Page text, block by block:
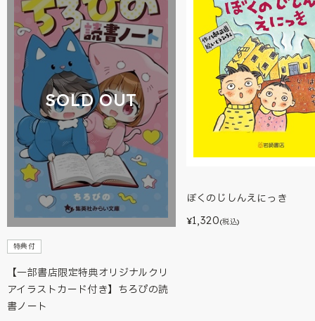
SOLD OUT
特典付
【一部書店限定特典オリジナルクリ
アイラストカード付き】ちろぴの読
書ノート
ぼくのじしんえにっき
¥1,320(税込)